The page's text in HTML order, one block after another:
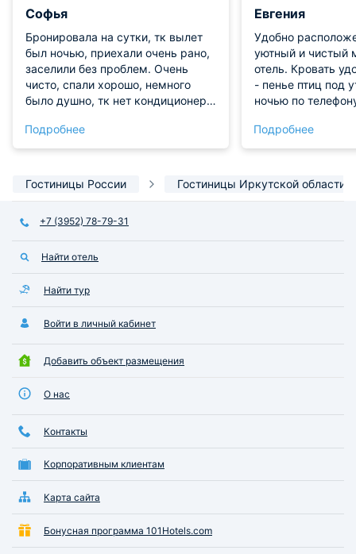
Софья
Бронировала на сутки, тк вылет
был ночью, приехали очень рано,
заселили без проблем. Очень
чисто, спали хорошо, немного
было душно, тк нет кондиционера
был пасмурный и ветерок,
открыли окно было нормально. В
рядом.
Подробнее
Евгения
Удобно
уютный и чистый
отель. Кровать удобная, за окном
- пенье птиц под утро.
ночью по
выселения -
Подробнее
Гостиницы России Гостиницы Иркутской области
+7 (3952) 78-79-31
Найти отель
Найти тур
Войти в личный кабинет
Добавить объект размещения
О нас
Контакты
Корпоративным клиентам
Карта сайта
Бонусная программа 101Hotels.com